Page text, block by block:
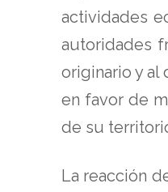
actividades
autoridades
originario y al
en favor de
de su
La reacción